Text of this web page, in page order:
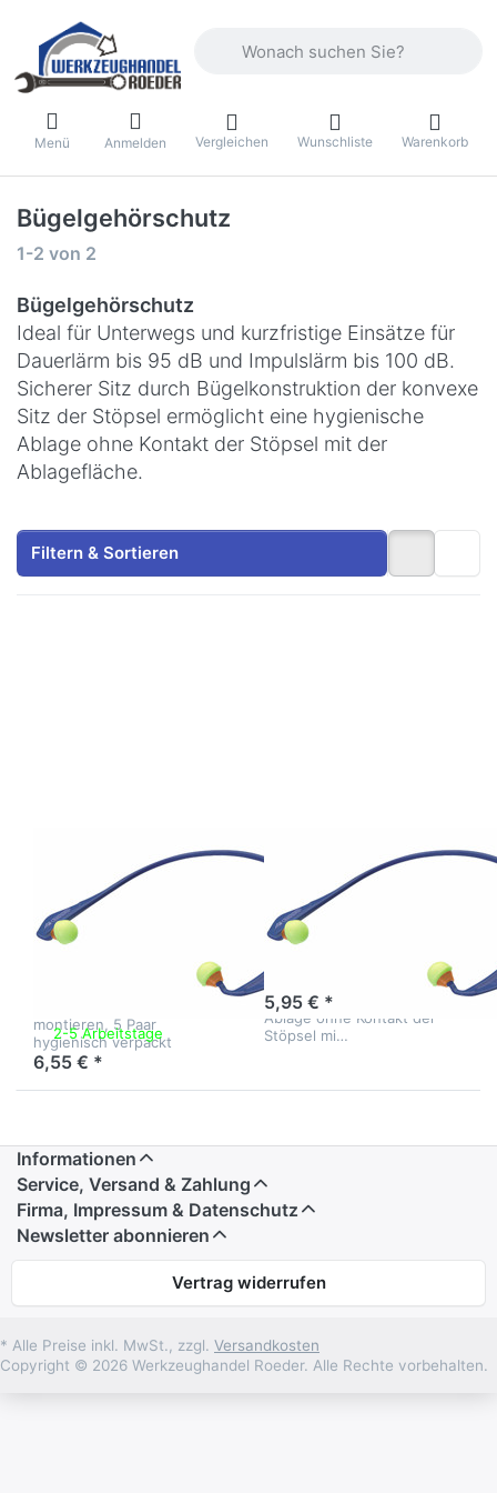
Menü Anmelden Vergleichen Wunschliste Warenkorb
Bügelgehörschutz
Suchergebnisse:
1-2 von 2
Bügelgehörschutz
Ideal für Unterwegs und kurzfristige Einsätze für
Dauerlärm bis 95 dB und Impulslärm bis 100 dB.
Sicherer Sitz durch Bügelkonstruktion der konvexe
Sitz der Stöpsel ermöglicht eine hygienische
Ablage ohne Kontakt der Stöpsel mit der
Ablagefläche.
Filtern & Sortieren
Zu diesem Produkt liegen noch keine Bewertungen
Ersatzohrenstöpsel
Bügelgehörschutz
montieren, 5 Paar
hygienisch verpackt
2-5 Arbeitstage
6,55 € *
Zu diesem
Bügelgehörschutz
Bügelgehörschutz für
Dauerlärm bis 95 dB und
Impulslärm bis 100 dB, der
konvexe Sitz der Stöpsel
ermöglicht eine hygienische
Ablage ohne Kontakt der
Stöpsel mi…
5,95 € *
Informationen
Service, Versand & Zahlung
Firma, Impressum & Datenschutz
Newsletter abonnieren
Vertrag widerrufen
* Alle Preise inkl. MwSt., zzgl. Versandkosten
Copyright © 2026 Werkzeughandel Roeder. Alle Rechte vorbehalten.